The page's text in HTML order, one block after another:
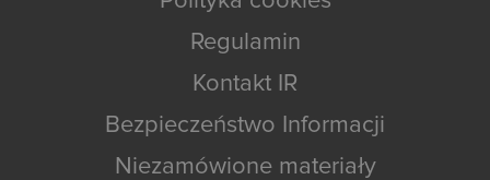
Regulamin
Kontakt IR
Bezpieczeństwo Informacji
Niezamówione materiały